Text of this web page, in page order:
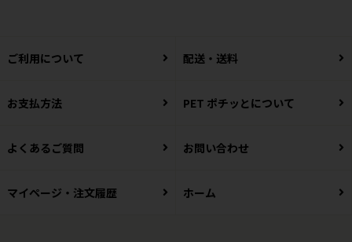
ご利用について 配送・送料
お支払方法 PET ポチッとについて
よくあるご質問 お問い合わせ
マイページ・注文履歴 ホーム